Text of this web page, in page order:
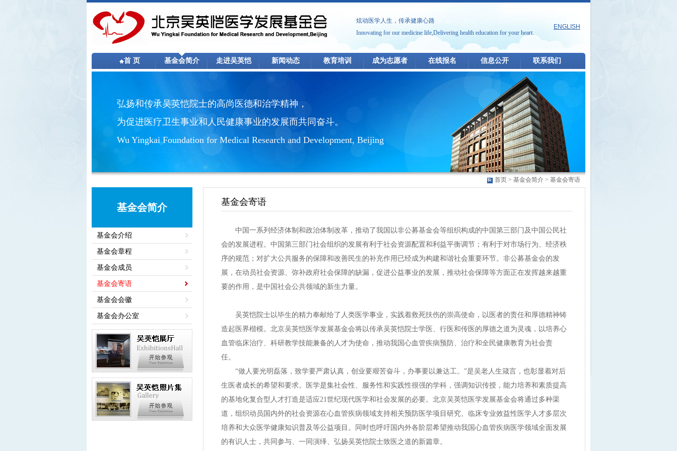
炫动医学人生，传承健康心路
Innovating for our medicine life,Delivering health education for your heart.
ENGLISH
首 页 基金会简介 走进吴英恺 新闻动态 教育培训 成为志愿者 在线报名 信息公开 联系我们
弘扬和传承吴英恺院士的高尚医德和治学精神，
为促进医疗卫生事业和人民健康事业的发展而共同奋斗。
Wu Yingkai Foundation for Medical Research and Development, Beijing
首页 > 基金会简介 > 基金会寄语
基金会简介
基金会介绍
基金会章程
基金会成员
基金会寄语
基金会会徽
基金会办公室
基金会寄语
中国一系列经济体制和政治体制改革，推动了我国以非公募基金会等组织构成的中国第三部门及中国公民社
会的发展进程。中国第三部门社会组织的发展有利于社会资源配置和利益平衡调节；有利于对市场行为、经济秩
序的规范；对扩大公共服务的保障和改善民生的补充作用已经成为构建和谐社会重要环节。非公募基金会的发
展，在动员社会资源、弥补政府社会保障的缺漏，促进公益事业的发展，推动社会保障等方面正在发挥越来越重
要的作用，是中国社会公共领域的新生力量。
吴英恺院士以毕生的精力奉献给了人类医学事业，实践着救死扶伤的崇高使命，以医者的责任和厚德精神铸
造起医界楷模。北京吴英恺医学发展基金会将以传承吴英恺院士学医、行医和传医的厚德之道为灵魂，以培养心
血管临床治疗、科研教学技能兼备的人才为使命，推动我国心血管疾病预防、治疗和全民健康教育为社会责
任。
“做人要光明磊落，致学要严肃认真，创业要艰苦奋斗，办事要以兼达工。”是吴老人生箴言，也彰显着对后
生医者成长的希望和要求。医学是集社会性、服务性和实践性很强的学科，强调知识传授，能力培养和素质提高
的基地化复合型人才打造是适应21世纪现代医学和社会发展的必要。北京吴英恺医学发展基金会将通过多种渠
道，组织动员国内外的社会资源在心血管疾病领域支持相关预防医学项目研究、临床专业效益性医学人才多层次
培养和大众医学健康知识普及等公益项目。同时也呼吁国内外各阶层希望推动我国心血管疾病医学领域全面发展
的有识人士，共同参与、一同演绎、弘扬吴英恺院士致医之道的新篇章。